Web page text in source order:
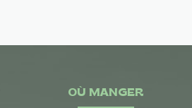
OÙ MANGER